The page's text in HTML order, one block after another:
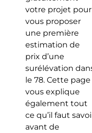
votre projet pour
vous proposer
une première
estimation de
prix d’une
surélévation
le 78. Cette page
vous explique
également tout
ce qu’il faut
avant de